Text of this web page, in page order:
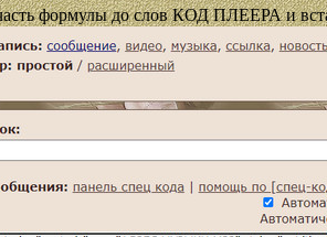
формулы до слов КОД ПЛЕЕРА и